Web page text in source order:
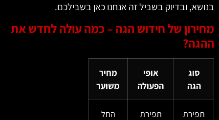
בנושא, ובדיוק בשביל זה אנחנו כאן בשבילכם.
מחירון של חידוש הגה – כמה עולה לחדש את
ההגה?
סוג
הגה
אופי
הפעולה
מחיר
משוער
תפירת
תפירת
החל